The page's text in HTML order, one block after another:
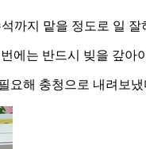
까지 맡을 정도로 일
에는 반드시 빚을 갚아
요해 충청으로 내려보